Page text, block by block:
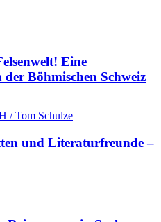
Eine
Böhmischen Schweiz
und Literaturfreunde –